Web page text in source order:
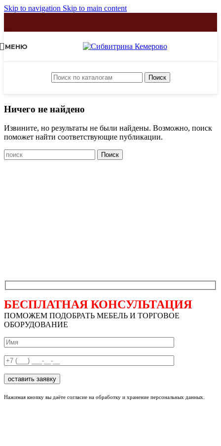
Skip to navigation Skip to main content
МЕНЮ
Поиск
Ничего не найдено
Извините, но результаты не были найдены. Возможно, поиск
поможет найти соответствующие публикации.
Поиск
БЕСПЛАТНАЯ КОНСУЛЬТАЦИЯ
ПОМОЖЕМ ПОДОБРАТЬ МЕБЕЛЬ И ТОРГОВОЕ
ОБОРУДОВАНИЕ
Нажимая кнопку вы даёте согласие на обработку и хранение персональных данных.